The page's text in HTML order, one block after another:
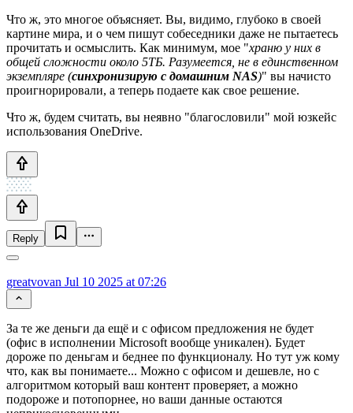
Что ж, это многое объясняет. Вы, видимо, глубоко в своей
картине мира, и о чем пишут собеседники даже не пытаетесь
прочитать и осмыслить. Как минимум, мое "храню у них в
общей сложности около 5ТБ. Разумеется, не в единственном
экземпляре (синхронизирую с домашним NAS)" вы начисто
проигнорировали, а теперь подаете как свое решение.
Что ж, будем считать, вы неявно "благословили" мой юзкейс
использования OneDrive.
Reply
greatvovan Jul 10 2025 at 07:26
За те же деньги да ещё и с офисом предложения не будет
(офис в исполнении Microsoft вообще уникален). Будет
дороже по деньгам и беднее по функционалу. Но тут уж кому
что, как вы понимаете... Можно с офисом и дешевле, но с
алгоритмом который ваш контент проверяет, а можно
подороже и потопорнее, но ваши данные остаются